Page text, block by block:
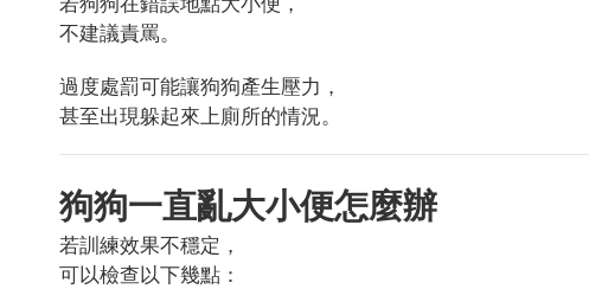
不建議責罵。
過度處罰可能讓狗狗產生壓力，
甚至出現躲起來上廁所的情況。
狗狗一直亂大小便怎麼辦
若訓練效果不穩定，
可以檢查以下幾點：